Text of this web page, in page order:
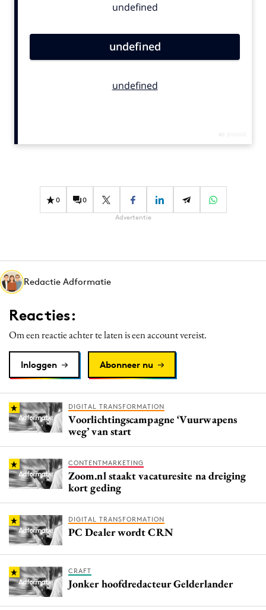
Contentmarketing
Effectiviteit
Gedragsverandering
Martech
Media
Merkstrategie
Programmatic
Purpose Marketing
Reputatie & crisis
0 0
Advertentie
Redactie Adformatie
Reacties:
Om een reactie achter te laten is een account vereist.
Inloggen Abonneer nu
DIGITAL TRANSFORMATION
Voorlichtingscampagne ‘Vuurwapens
weg’ van start
CONTENTMARKETING
Zoom.nl staakt vacaturesite na dreiging
kort geding
DIGITAL TRANSFORMATION
PC Dealer wordt CRN
CRAFT
Jonker hoofdredacteur Gelderlander